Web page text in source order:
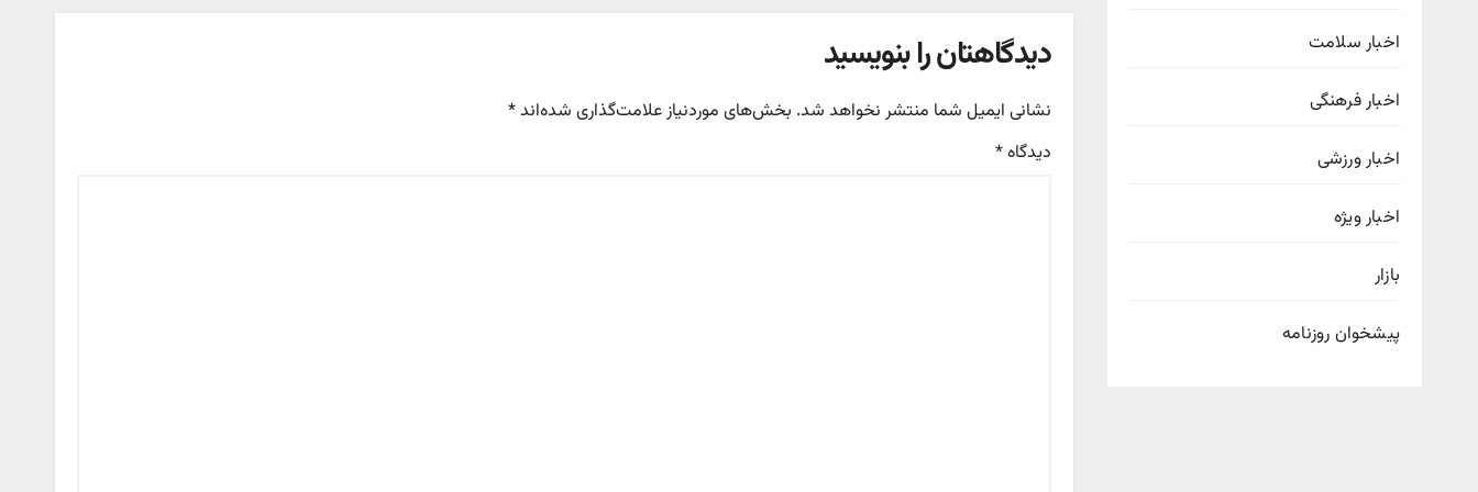
اخبار سلامت
اخبار فرهنگی
اخبار ورزشی
اخبار ویژه
بازار
پیشخوان روزنامه
دیدگاهتان را بنویسید
نشانی ایمیل شما منتشر نخواهد شد. بخش‌های موردنیاز علامت‌گذاری شده‌اند*
دیدگاه*